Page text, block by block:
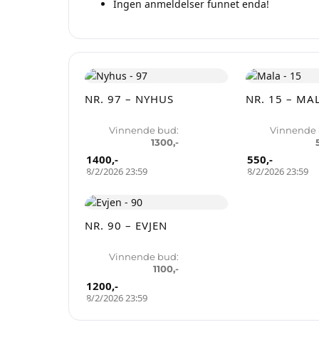
Ingen anmeldelser funnet enda!
NR. 97 – NYHUS
Vinnende bud:
1300,-
8/2/2026 23:59
1400,-
NR. 15 –
Vinnende
8/2/2026 23:59
550,-
NR. 90 – EVJEN
Vinnende bud:
1100,-
8/2/2026 23:59
1200,-